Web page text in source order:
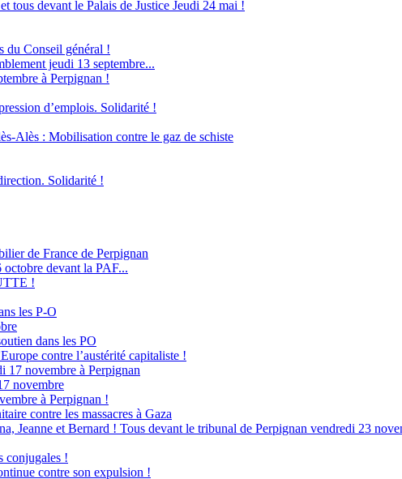
tous devant le Palais de Justice Jeudi 24 mai !
du Conseil général !
jeudi 13 septembre...
à Perpignan !
d’emplois. Solidarité !
Alès : Mobilisation contre le gaz de schiste
Solidarité !
de France de Perpignan
devant la PAF...
!
les P-O
dans les PO
contre l’austérité capitaliste !
17 novembre à Perpignan
novembre
à Perpignan !
contre les massacres à Gaza
Jeanne et Bernard ! Tous devant le tribunal de Perpignan vendredi 23
conjugales !
contre son expulsion !